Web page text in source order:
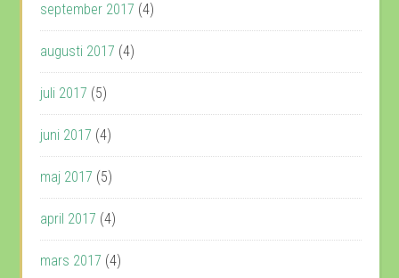
september 2017 (4)
augusti 2017 (4)
juli 2017 (5)
juni 2017 (4)
maj 2017 (5)
april 2017 (4)
mars 2017 (4)